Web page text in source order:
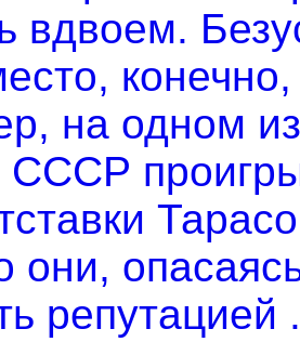
вдвоем.
на одном
СССР
они,